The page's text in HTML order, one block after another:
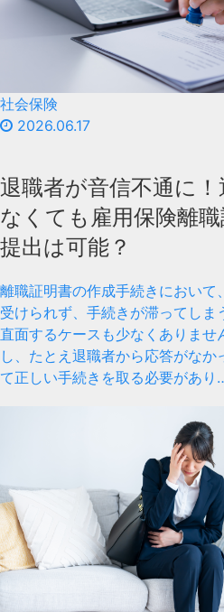
社会保険
2026.06.17
退職者が音信不通に
なくても雇用保険離職
提出は可能？
離職証明書の作成手続きにおいて
受けられず、手続きが滞ってしま
直面するケースも少なくありませ
し、たとえ退職者から応答がなか
て正しい手続きを取る必要があり